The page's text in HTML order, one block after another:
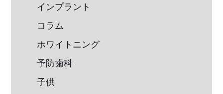
インプラント
コラム
ホワイトニング
予防歯科
子供